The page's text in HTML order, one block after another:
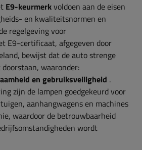
E9-keurmerkvoldoen aan de eisen
en kwaliteitsnormen en
regelgeving voor
E9-certificaat, afgegeven door
bewijst dat de auto strenge
waaronder:
en gebruiksveiligheid .
zijn de lampen goedgekeurd voor
aanhangwagens en machines
waardoor de betrouwbaarheid
wordt